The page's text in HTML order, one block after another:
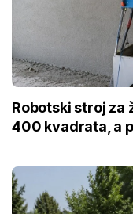
Robotski stroj za
400 kvadrata, a